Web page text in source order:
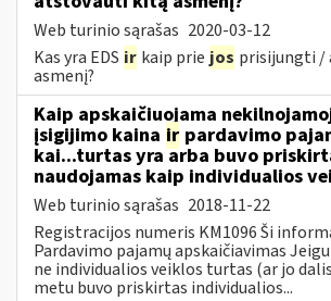
Web turinio sąrašas 2020-03-12
Kas yra EDS ir kaip prie jos prisijungti /
asmenį?
Kaip apskaičiuojama
įsigijimo kaina ir pardavimo
kai...turtas yra arba buvo
naudojamas kaip individualios
Web turinio sąrašas 2018-11-22
Registracijos numeris KM1096 Ši
Pardavimo pajamų apskaičiavimas
ne individualios veiklos turtas (ar jo
metu buvo priskirtas individualios...